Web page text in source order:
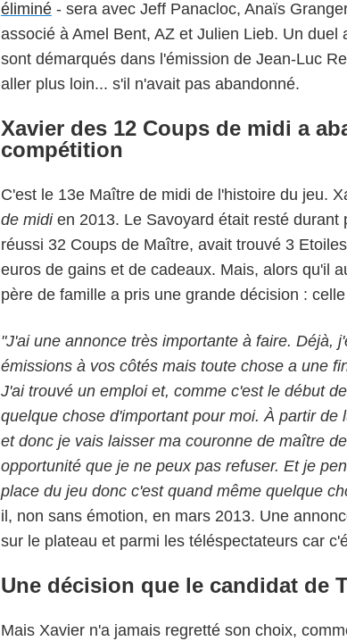
éliminé - sera avec Jeff Panacloc, Anaïs
associé à Amel Bent, AZ et Julien Lieb. Un duel
sont démarqués dans l'émission de Jean-Luc
aller plus loin... s'il n'avait pas abandonné.
Xavier des 12 Coups de midi a
compétition
C'est le 13e Maître de midi de l'histoire du jeu.
de midien 2013. Le Savoyard était resté durant
réussi 32 Coups de Maître, avait trouvé 3
euros de gains et de cadeaux. Mais, alors qu'il
père de famille a pris une grande décision :
"J'ai une annonce très importante à faire. Déjà,
émissions à vos côtés mais toute chose a une
J'ai trouvé un emploi et, comme c'est le début
quelque chose d'important pour moi. À partir de
et donc je vais laisser ma couronne de maître
opportunité que je ne peux pas refuser. Et je
place du jeu donc c'est quand même quelque
il, non sans émotion, en mars 2013. Une
sur le plateau et parmi les téléspectateurs car
Une décision que le candidat de
Mais Xavier n'a jamais regretté son choix,